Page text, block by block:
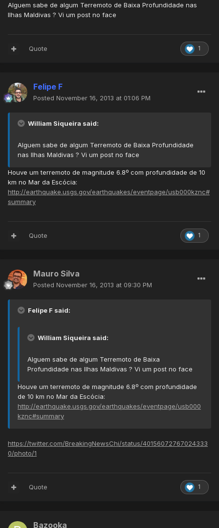
Alguem sabe de algum Terremoto de Baixa Profundidade nas
Ilhas Maldivas ? Vi um post no face
1
Quote
Felipe F
Posted November 16, 2013 at 01:06 PM
William Siqueira said:
Alguem sabe de algum Terremoto de Baixa Profundidade
nas Ilhas Maldivas ? Vi um post no face
Houve um terremoto de magnitude 6.8º com profundidade de 10
km no Mar da Escócia:
http://earthquake.usgs.gov/earthquakes/eventpage/usb000kznc#
summary
1
Quote
Mauro Silva
Posted November 16, 2013 at 09:30 PM
Felipe F said:
William Siqueira said:
Alguem sabe de algum Terremoto de Baixa
Profundidade nas Ilhas Maldivas ? Vi um post no face
Houve um terremoto de magnitude 6.8º com profundidade
de 10 km no Mar da Escócia:
http://earthquake.usgs.gov/earthquakes/eventpage/usb000
kznc#summary
https://twitter.com/BreakingNewsChi/status/40156072767024333
0/photo/1
1
Quote
Bazooka